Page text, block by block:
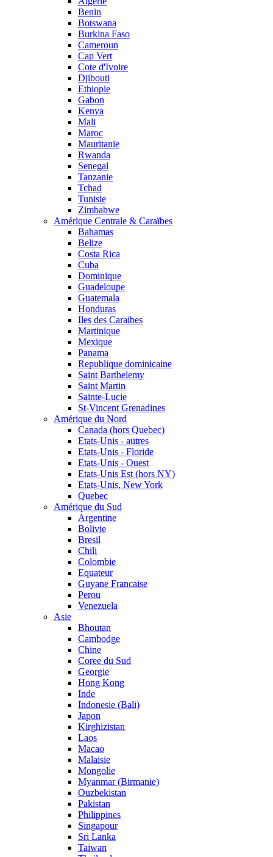
Benin
Botswana
Burkina Faso
Cameroun
Cap Vert
Cote d'Ivoire
Djibouti
Ethiopie
Gabon
Kenya
Mali
Maroc
Mauritanie
Rwanda
Senegal
Tanzanie
Tchad
Tunisie
Zimbabwe
Amérique Centrale & Caraïbes
Bahamas
Belize
Costa Rica
Cuba
Dominique
Guadeloupe
Guatemala
Honduras
Iles des Caraibes
Martinique
Mexique
Panama
Republique dominicaine
Saint Barthelemy
Saint Martin
Sainte-Lucie
St-Vincent Grenadines
Amérique du Nord
Canada (hors Quebec)
Etats-Unis - autres
Etats-Unis - Floride
Etats-Unis - Ouest
Etats-Unis Est (hors NY)
Etats-Unis, New York
Quebec
Amérique du Sud
Argentine
Bolivie
Bresil
Chili
Colombie
Equateur
Guyane Francaise
Perou
Venezuela
Asie
Bhoutan
Cambodge
Chine
Coree du Sud
Georgie
Hong Kong
Inde
Indonesie (Bali)
Japon
Kirghizistan
Laos
Macao
Malaisie
Mongolie
Myanmar (Birmanie)
Ouzbekistan
Pakistan
Philippines
Singapour
Sri Lanka
Taiwan